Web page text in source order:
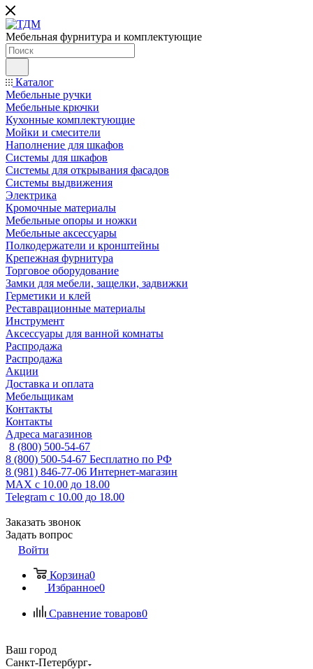
Мебельная фурнитура и комплектующие
Каталог
Мебельные ручки
Мебельные крючки
Кухонные комплектующие
Мойки и смесители
Наполнение для шкафов
Cистемы для шкафов
Системы для открывания фасадов
Системы выдвижения
Электрика
Кромочные материалы
Мебельные опоры и ножки
Мебельные аксессуары
Полкодержатели и кронштейны
Крепежная фурнитура
Торговое оборудование
Замки для мебели, защелки, задвижки
Герметики и клей
Реставрационные материалы
Инструмент
Аксессуары для ванной комнаты
Распродажа
Распродажа
Акции
Доставка и оплата
Мебельщикам
Контакты
Контакты
Адреса магазинов
8 (800) 500-54-67
8 (800) 500-54-67 Бесплатно по РФ
8 (981) 846-77-06 Интернет-магазин
MAX с 10.00 до 18.00
Telegram с 10.00 до 18.00
Заказать звонок
Задать вопрос
Войти
Корзина0
Избранное0
Сравнение товаров0
Ваш город
Санкт-Петербург